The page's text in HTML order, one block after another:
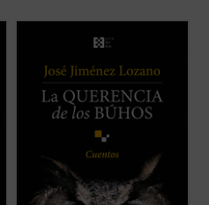
todas inéditas, que nos desvelan el
vivencias son transformados en relatos
que nos sitúan ante aquellos instantes de la
vida que la hacen más verdadera. ...(ver